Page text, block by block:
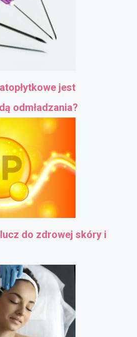
jest
odmładzania?
do zdrowej skóry i